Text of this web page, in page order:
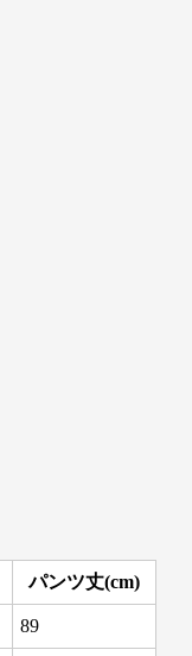
パンツ丈(cm)
89